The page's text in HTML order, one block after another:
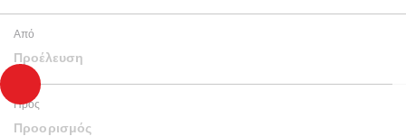
Από
Προέλευση
Προς
Προορισμός